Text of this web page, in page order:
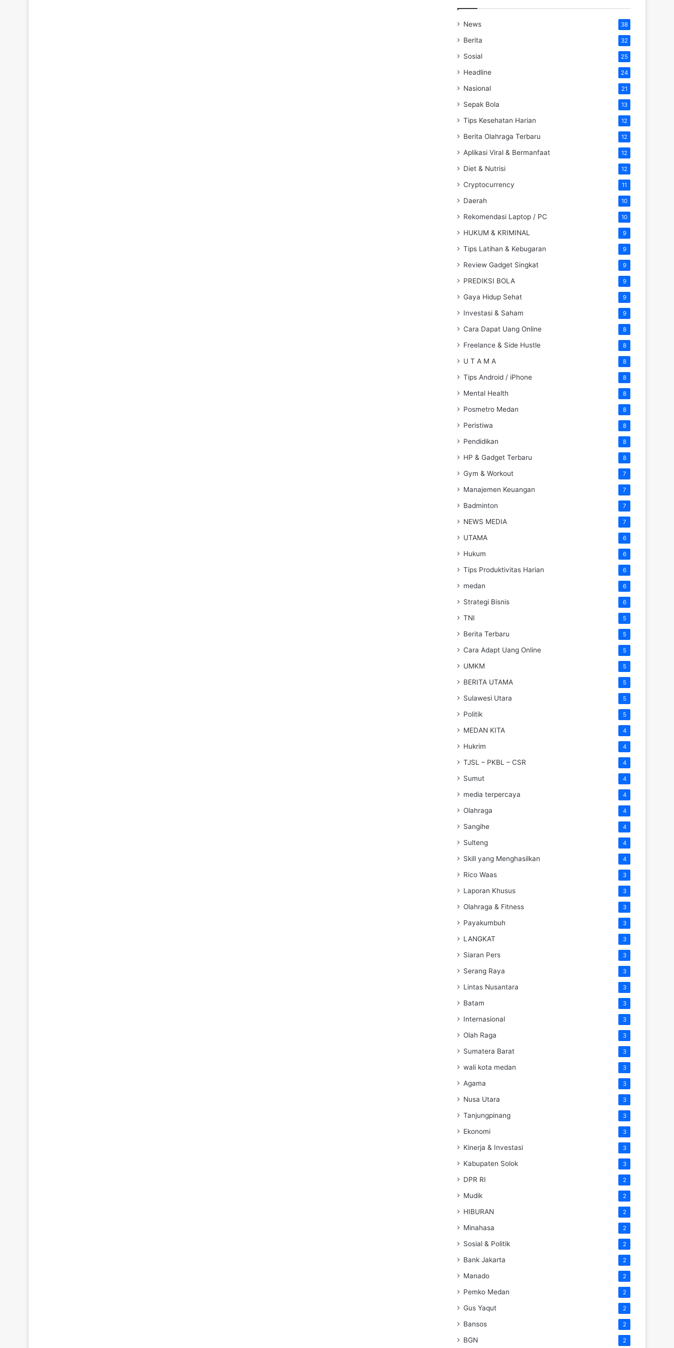
News 38
Berita 32
Sosial 25
Headline 24
Nasional 21
Sepak Bola 13
Tips Kesehatan Harian 12
Berita Olahraga Terbaru 12
Aplikasi Viral & Bermanfaat 12
Diet & Nutrisi 12
Cryptocurrency 11
Daerah 10
Rekomendasi Laptop / PC 10
HUKUM & KRIMINAL 9
Tips Latihan & Kebugaran 9
Review Gadget Singkat 9
PREDIKSI BOLA 9
Gaya Hidup Sehat 9
Investasi & Saham 9
Cara Dapat Uang Online 8
Freelance & Side Hustle 8
U T A M A 8
Tips Android / iPhone 8
Mental Health 8
Posmetro Medan 8
Peristiwa 8
Pendidikan 8
HP & Gadget Terbaru 8
Gym & Workout 7
Manajemen Keuangan 7
Badminton 7
NEWS MEDIA 7
UTAMA 6
Hukum 6
Tips Produktivitas Harian 6
medan 6
Strategi Bisnis 6
TNI 5
Berita Terbaru 5
Cara Adapt Uang Online 5
UMKM 5
BERITA UTAMA 5
Sulawesi Utara 5
Politik 5
MEDAN KITA 4
Hukrim 4
TJSL – PKBL – CSR 4
Sumut 4
media terpercaya 4
Olahraga 4
Sangihe 4
Sulteng 4
Skill yang Menghasilkan 4
Rico Waas 3
Laporan Khusus 3
Olahraga & Fitness 3
Payakumbuh 3
LANGKAT 3
Siaran Pers 3
Serang Raya 3
Lintas Nusantara 3
Batam 3
Internasional 3
Olah Raga 3
Sumatera Barat 3
wali kota medan 3
Agama 3
Nusa Utara 3
Tanjungpinang 3
Ekonomi 3
Kinerja & Investasi 3
Kabupaten Solok 3
DPR RI 2
Mudik 2
HIBURAN 2
Minahasa 2
Sosial & Politik 2
Bank Jakarta 2
Manado 2
Pemko Medan 2
Gus Yaqut 2
Bansos 2
BGN 2